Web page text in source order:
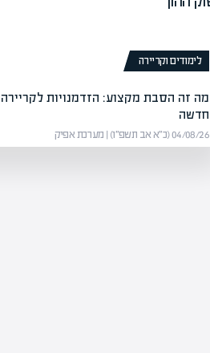
לימודים וקריירה
מה זה הסבת מקצוע: הזדמנויות לקריירה
חדשה
04/08/26 (כ״א אב תשפ״ו) | מערכת אפיק